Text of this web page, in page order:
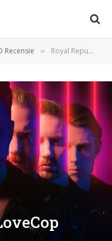
Recensie » Royal Republic – LoveCop